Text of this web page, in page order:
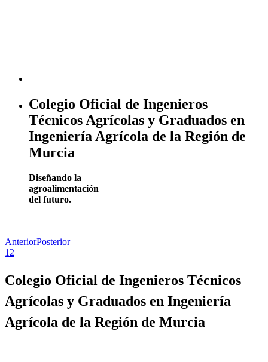
Colegio Oficial de Ingenieros
Técnicos Agrícolas y Graduados en
Ingeniería Agrícola de la Región de
Murcia
Diseñando la
agroalimentación
del futuro.
AnteriorPosterior
1 2
Colegio Oficial de Ingenieros Técnicos
Agrícolas y Graduados en Ingeniería
Agrícola de la Región de Murcia